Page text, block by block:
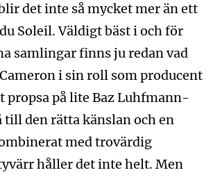
det inte så mycket mer än ett
Soleil. Väldigt bäst i och för
samlingar finns ju redan vad
i sin roll som producent
propsa på lite Baz Luhfmann-
till den rätta känslan och en
med trovärdig
håller det inte helt. Men